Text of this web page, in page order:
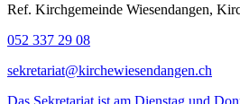
Ref. Kirchgemeinde Wiesendangen,
052 337 29 08
sekretariat@kirchewiesendangen.ch
Das Sekretariat ist am Dienstag und